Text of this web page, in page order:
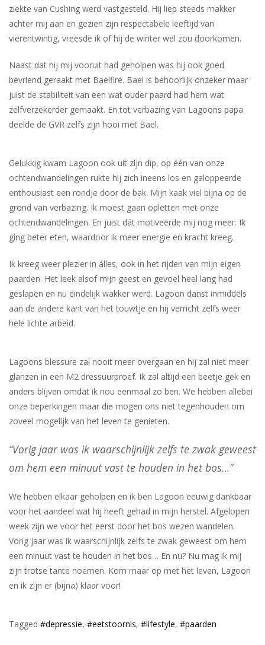
ziekte van Cushing werd vastgesteld. Hij liep steeds makker
achter mij aan en gezien zijn respectabele leeftijd van
vierentwintig, vreesde ik of hij de winter wel zou doorkomen.
Naast dat hij mij vooruit had geholpen was hij ook goed
bevriend geraakt met Baelfire. Bael is behoorlijk onzeker maar
juist de stabiliteit van een wat ouder paard had hem wat
zelfverzekerder gemaakt. En tot verbazing van Lagoons papa
deelde de GVR zelfs zijn hooi met Bael.
Gelukkig kwam Lagoon ook uit zijn dip, op één van onze
ochtendwandelingen rukte hij zich ineens los en galoppeerde
enthousiast een rondje door de bak. Mijn kaak viel bijna op de
grond van verbazing. Ik moest gaan opletten met onze
ochtendwandelingen. En juist dát motiveerde mij nog meer. Ik
ging beter eten, waardoor ik meer energie en kracht kreeg.
Ik kreeg weer plezier in álles, ook in het rijden van mijn eigen
paarden. Het leek alsof mijn geest en gevoel heel lang had
geslapen en nu eindelijk wakker werd. Lagoon danst inmiddels
aan de andere kant van het touwtje en hij verricht zelfs weer
hele lichte arbeid.
Lagoons blessure zal nooit meer overgaan en hij zal niet meer
glanzen in een M2 dressuurproef. Ik zal altijd een beetje gek en
anders blijven omdat ik nou eenmaal zo ben. We hebben allebei
onze beperkingen maar die mogen ons niet tegenhouden om
zoveel mogelijk van het leven te genieten.
“Vorig jaar was ik waarschijnlijk zelfs te zwak geweest
om hem een minuut vast te houden in het bos…”
We hebben elkaar geholpen en ik ben Lagoon eeuwig dankbaar
voor het aandeel wat hij heeft gehad in mijn herstel. Afgelopen
week zijn we voor het eerst door het bos wezen wandelen.
Vorig jaar was ik waarschijnlijk zelfs te zwak geweest om hem
een minuut vast te houden in het bos… En nu? Nu mag ik mij
zijn trotse tante noemen. Kom maar op met het leven, Lagoon
en ik zijn er (bijna) klaar voor!
Tagged #depressie, #eetstoornis, #lifestyle, #paarden